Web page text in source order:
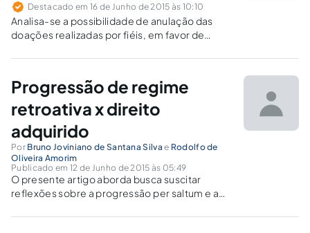
Destacado em 16 de Junho de 2015 às 10:10
Analisa-se a possibilidade de anulação das
doações realizadas por fiéis, em favor de
da vontade, em especial, a coação.
Progressão de regime
retroativa x direito
adquirido
Por Bruno Joviniano de Santana Silva e Rodolfo de
Oliveira Amorim
Publicado em 12 de Junho de 2015 às 05:49
O presente artigo aborda busca suscitar
reflexões sobre a progressão per saltum e a
retroativa.